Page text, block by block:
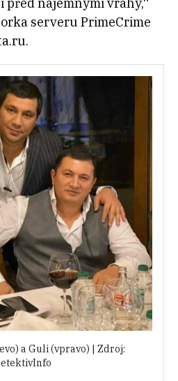
serveru PrimeCrime
a Guli (vpravo) | Zdroj: